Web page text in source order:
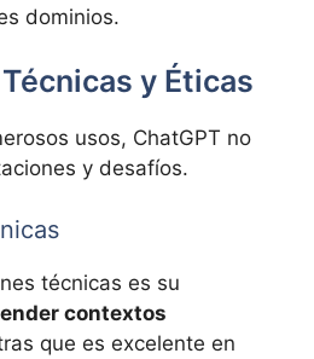
dominios.
y Éticas
usos, ChatGPT no
y desafíos.
técnicas es su
contextos
que es excelente en